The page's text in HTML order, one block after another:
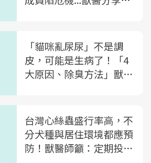
「貓咪亂尿尿」不是調
皮，可能是生病了！「4
大原因、除臭方法」獸醫
台灣心絲蟲盛行率高，不
分犬種與居住環境都應預
防！獸醫師籲：定期投藥